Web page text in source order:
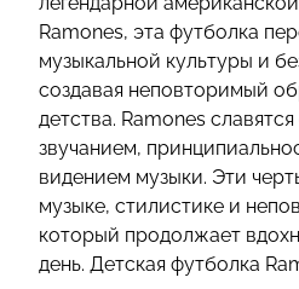
Ramones, эта футболка
музыкальной культуры и
создавая неповторимый
детства. Ramones
звучанием,
видением музыки. Эти
музыке, стилистике и
который продолжает
день. Детская футболка